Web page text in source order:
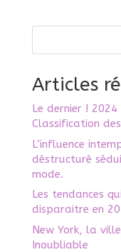
Articles
Le dernier !
Classification
L’influence
déstructuré
mode.
Les tendances
disparaitre en
New York, la
Inoubliable